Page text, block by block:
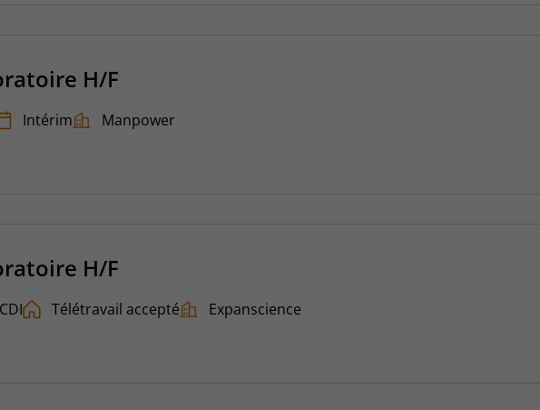
H/F
Intérim
Manpower
H/F
CDI Télétravail accepté
Expanscience